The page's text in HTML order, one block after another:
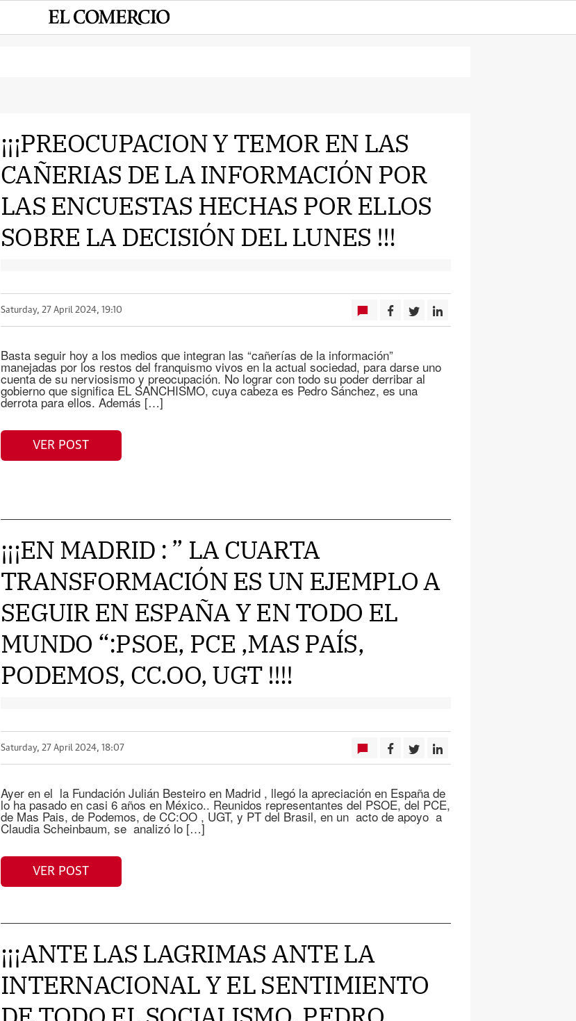
¡¡¡PREOCUPACION Y TEMOR EN LAS
CAÑERIAS DE LA INFORMACIÓN POR
LAS ENCUESTAS HECHAS POR ELLOS
SOBRE LA DECISIÓN DEL LUNES !!!
Saturday, 27 April 2024, 19:10
Basta seguir hoy a los medios que integran las “cañerías de la información”
manejadas por los restos del franquismo vivos en la actual sociedad, para darse uno
cuenta de su nerviosismo y preocupación. No lograr con todo su poder derribar al
gobierno que significa EL SANCHISMO, cuya cabeza es Pedro Sánchez, es una
derrota para ellos. Además […]
VER POST
¡¡¡EN MADRID : ” LA CUARTA
TRANSFORMACIÓN ES UN EJEMPLO A
SEGUIR EN ESPAÑA Y EN TODO EL
MUNDO “:PSOE, PCE ,MAS PAÍS,
PODEMOS, CC.OO, UGT !!!!
Saturday, 27 April 2024, 18:07
Ayer en el la Fundación Julián Besteiro en Madrid , llegó la apreciación en España de
lo ha pasado en casi 6 años en México.. Reunidos representantes del PSOE, del PCE,
de Mas Pais, de Podemos, de CC:OO , UGT, y PT del Brasil, en un acto de apoyo a
Claudia Scheinbaum, se analizó lo […]
VER POST
¡¡¡ANTE LAS LAGRIMAS ANTE LA
INTERNACIONAL Y EL SENTIMIENTO